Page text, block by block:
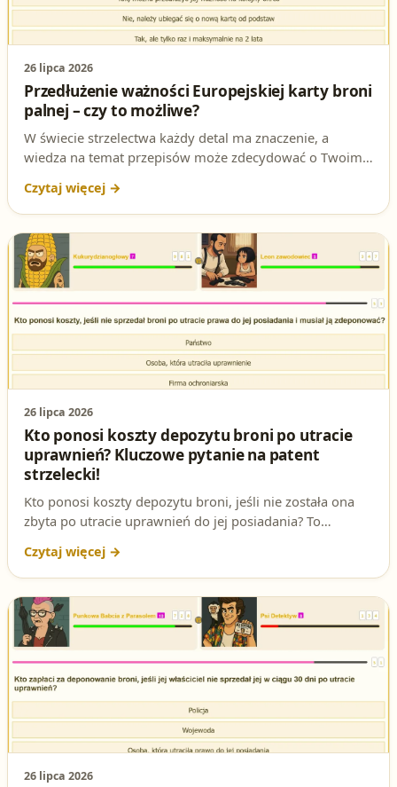
26 lipca 2026
Przedłużenie ważności Europejskiej karty broni
palnej – czy to możliwe?
W świecie strzelectwa każdy detal ma znaczenie, a
wiedza na temat przepisów może zdecydować o Twoim
karty broni palnej można ją odnowić? To pytanie często
pojawia się na egzaminach i w testach na patent
strzelecki. Przygotowaliśmy dla Ciebie szczegółową
analizę, która pomoże Ci zrozumieć ten ważny aspekt
prawa. Sprawdź, czy znasz odpowiedź i ćwicz z nami!
26 lipca 2026
Kto ponosi koszty depozytu broni po utracie
uprawnień? Kluczowe pytanie na patent
strzelecki!
Kto ponosi koszty depozytu broni, jeśli nie została ona
zbyta po utracie uprawnień do jej posiadania? To
strzelecki - wyjaśniamy zasadę i podstawę prawną.
26 lipca 2026